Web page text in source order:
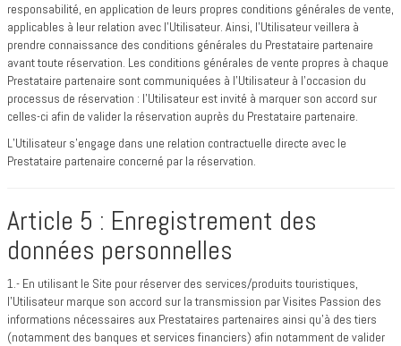
responsabilité, en application de leurs propres conditions générales de vente,
applicables à leur relation avec l’Utilisateur. Ainsi, l’Utilisateur veillera à
prendre connaissance des conditions générales du Prestataire partenaire
avant toute réservation. Les conditions générales de vente propres à chaque
Prestataire partenaire sont communiquées à l’Utilisateur à l’occasion du
processus de réservation : l’Utilisateur est invité à marquer son accord sur
celles-ci afin de valider la réservation auprès du Prestataire partenaire.
L’Utilisateur s’engage dans une relation contractuelle directe avec le
Prestataire partenaire concerné par la réservation.
Article 5 : Enregistrement des
données personnelles
1.- En utilisant le Site pour réserver des services/produits touristiques,
l’Utilisateur marque son accord sur la transmission par Visites Passion des
informations nécessaires aux Prestataires partenaires ainsi qu’à des tiers
(notamment des banques et services financiers) afin notamment de valider